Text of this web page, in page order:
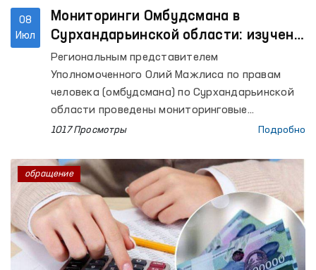
08
Июл
Мониторинги Омбудсмана в
Сурхандарьинской области: изучено
исполнение ранее данных
рекомендаций
Региональным представителем
Уполномоченного Олий Мажлиса по правам
человека (омбудсмана) по Сурхандарьинской
области проведены мониторинговые
посещения изоляторов временного
Джаркурганского района, Специального
приёмника для лиц, подвергнутых
административному аресту УВД
Сурхандарьинской области (Специальный
приёмник), Центра реабилитации для лиц без
определённого места жительства,
1017 Просмотры Подробно
обращение